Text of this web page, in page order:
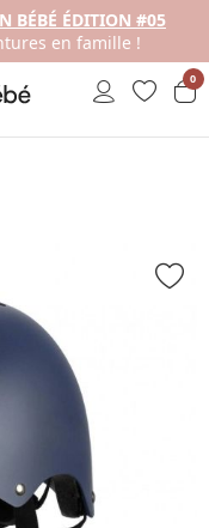
BÉBÉ ÉDITION #05
en famille !
0